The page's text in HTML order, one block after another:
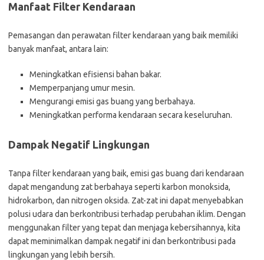
Manfaat Filter Kendaraan
Pemasangan dan perawatan filter kendaraan yang baik memiliki
banyak manfaat, antara lain:
Meningkatkan efisiensi bahan bakar.
Memperpanjang umur mesin.
Mengurangi emisi gas buang yang berbahaya.
Meningkatkan performa kendaraan secara keseluruhan.
Dampak Negatif Lingkungan
Tanpa filter kendaraan yang baik, emisi gas buang dari kendaraan
dapat mengandung zat berbahaya seperti karbon monoksida,
hidrokarbon, dan nitrogen oksida. Zat-zat ini dapat menyebabkan
polusi udara dan berkontribusi terhadap perubahan iklim. Dengan
menggunakan filter yang tepat dan menjaga kebersihannya, kita
dapat meminimalkan dampak negatif ini dan berkontribusi pada
lingkungan yang lebih bersih.